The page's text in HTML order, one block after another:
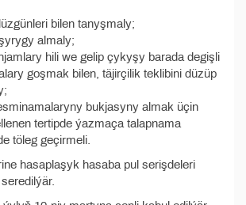
bilen tanyşmaly;
almaly;
hili we gelip çykyşy barada degişli
goşmak bilen, täjirçilik teklibini düzüp
bukjasyny almak üçin
tertipde ýazmaça talapnama
töleg geçirmeli.
hasaplaşyk hasaba pul serişdeleri